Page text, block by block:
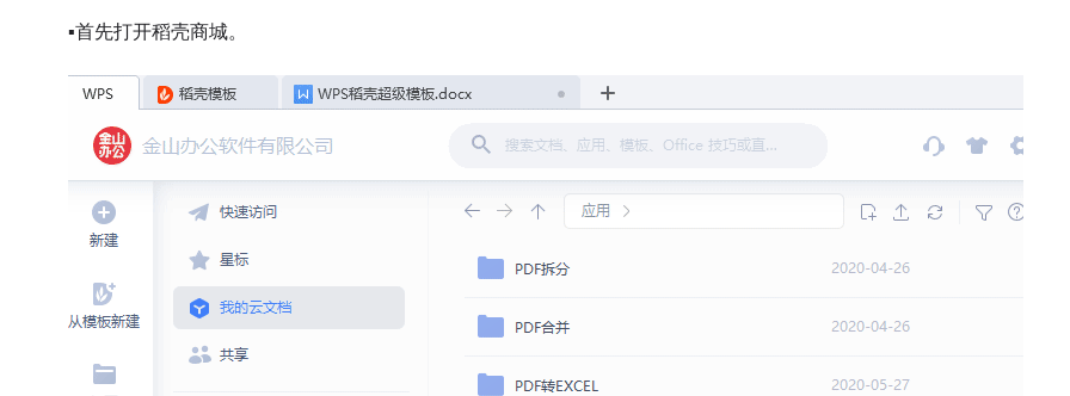
▪首先打开稻壳商城。